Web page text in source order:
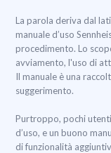
La parola deriva dal
manuale d’uso
procedimento. Lo
avviamento, l'uso di
Il manuale è una
suggerimento.
Purtroppo, pochi
d’uso, e un buono
di funzionalità